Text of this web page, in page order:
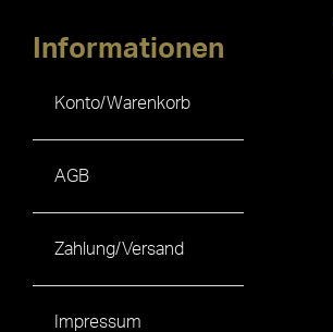
Informationen
Konto/Warenkorb
AGB
Zahlung/Versand
Impressum